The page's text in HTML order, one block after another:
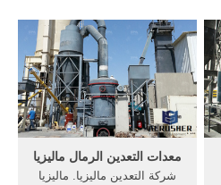
للايجار، وظائف البحث وسلع
ذات جودة أكثرو رخيصة في
قطر سوق قطر سيل ليفنج
معدات التعدين الرمال ماليزيا
شركة التعدين ماليزيا. ماليزيا